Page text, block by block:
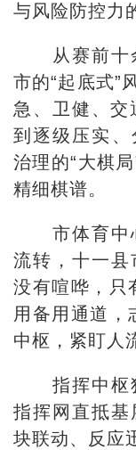
与风险防控力
从赛前
市的“起底式”
急、卫健、交
到逐级压实
治理的“大棋
精细棋谱。
市体育中
流转，十一县
没有喧哗，只
用备用通道，
中枢，紧盯人
指挥中枢
指挥网直抵
块联动、反应